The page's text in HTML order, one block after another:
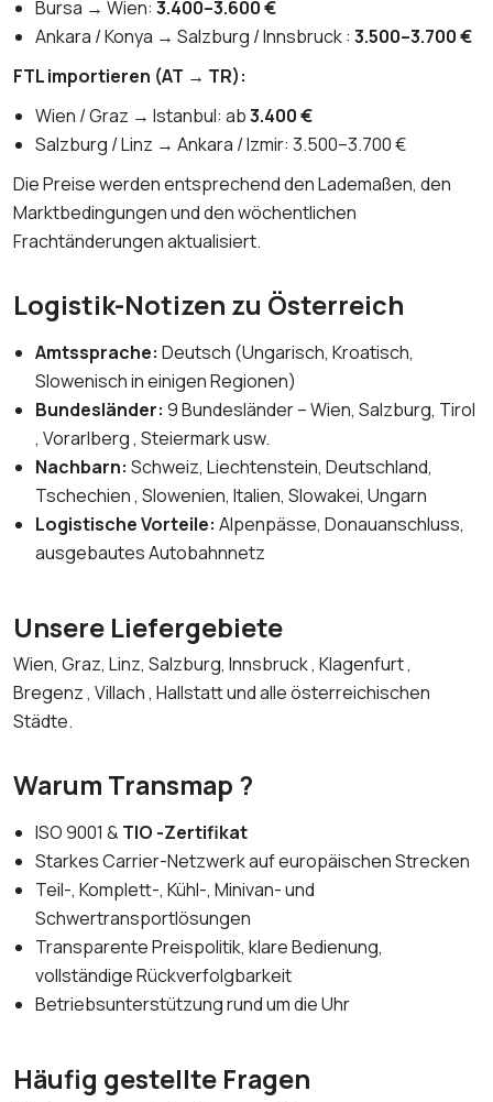
Bursa → Wien: 3.400–3.600 €
Ankara / Konya → Salzburg / Innsbruck : 3.500–3.700 €
FTL importieren (AT → TR):
Wien / Graz → Istanbul: ab3.400 €
Salzburg / Linz → Ankara / Izmir: 3.500–3.700 €
Die Preise werden entsprechend den Lademaßen, den
Marktbedingungen und den wöchentlichen
Frachtänderungen aktualisiert.
Logistik-Notizen zu Österreich
Amtssprache: Deutsch (Ungarisch, Kroatisch,
Slowenisch in einigen Regionen)
Bundesländer: 9 Bundesländer – Wien, Salzburg, Tirol
, Vorarlberg , Steiermark usw.
Nachbarn: Schweiz, Liechtenstein, Deutschland,
Tschechien , Slowenien, Italien, Slowakei, Ungarn
Logistische Vorteile: Alpenpässe, Donauanschluss,
ausgebautes Autobahnnetz
Unsere Liefergebiete
Wien, Graz, Linz, Salzburg, Innsbruck , Klagenfurt ,
Bregenz , Villach , Hallstatt und alle österreichischen
Städte.
Warum Transmap ?
ISO 9001 & TIO -Zertifikat
Starkes Carrier-Netzwerk auf europäischen Strecken
Teil-, Komplett-, Kühl-, Minivan- und
Schwertransportlösungen
Transparente Preispolitik, klare Bedienung,
vollständige Rückverfolgbarkeit
Betriebsunterstützung rund um die Uhr
Häufig gestellte Fragen